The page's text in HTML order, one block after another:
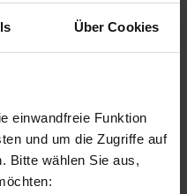
Über Cookies
einwandfreie Funktion
und um die Zugriffe auf
Bitte wählen Sie aus,
Beratung
buchen